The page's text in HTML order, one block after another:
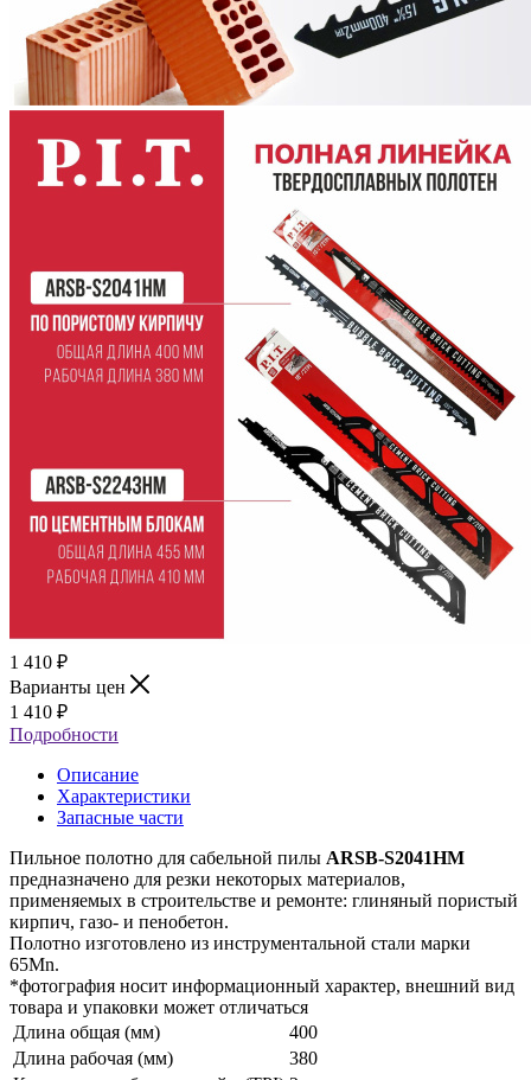
1 410 ₽
Варианты цен
1 410 ₽
Подробности
Описание
Характеристики
Запасные части
Пильное полотно для сабельной пилы ARSB-S2041HM
предназначено для резки некоторых материалов,
применяемых в строительстве и ремонте: глиняный пористый
кирпич, газо- и пенобетон.
Полотно изготовлено из инструментальной стали марки
65Mn.
*фотография носит информационный характер, внешний вид
товара и упаковки может отличаться
Длина общая (мм)
400
Длина рабочая (мм)
380